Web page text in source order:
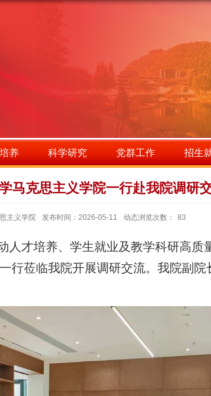
养 科学研究 党群工作 招生
马克思主义学院一行赴我院调研
主义学院 发布时间：2026-05-11 动态浏览次数： 83
才培养、学生就业及教学科研高质
行莅临我院开展调研交流。我院副